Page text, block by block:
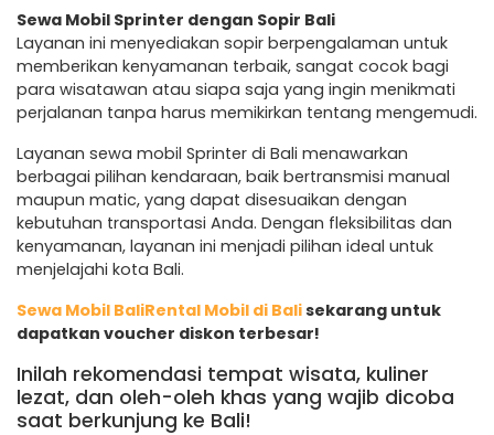
Sewa Mobil Sprinter dengan Sopir Bali
Layanan ini menyediakan sopir berpengalaman untuk
memberikan kenyamanan terbaik, sangat cocok bagi
para wisatawan atau siapa saja yang ingin menikmati
perjalanan tanpa harus memikirkan tentang mengemudi.
Layanan sewa mobil Sprinter di Bali menawarkan
berbagai pilihan kendaraan, baik bertransmisi manual
maupun matic, yang dapat disesuaikan dengan
kebutuhan transportasi Anda. Dengan fleksibilitas dan
kenyamanan, layanan ini menjadi pilihan ideal untuk
menjelajahi kota Bali.
Sewa Mobil BaliRental Mobil di Balisekarang untuk
dapatkan voucher diskon terbesar!
Inilah rekomendasi tempat wisata, kuliner
lezat, dan oleh-oleh khas yang wajib dicoba
saat berkunjung ke Bali!